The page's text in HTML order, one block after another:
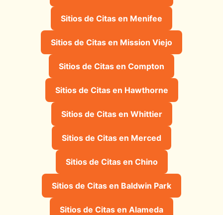
Sitios de Citas en Menifee
Sitios de Citas en Mission Viejo
Sitios de Citas en Compton
Sitios de Citas en Hawthorne
Sitios de Citas en Whittier
Sitios de Citas en Merced
Sitios de Citas en Chino
Sitios de Citas en Baldwin Park
Sitios de Citas en Alameda